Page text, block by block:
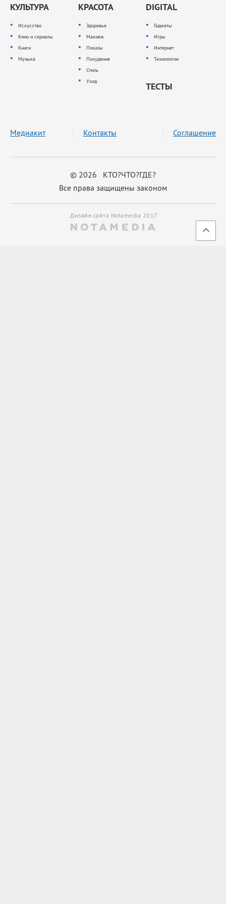
КУЛЬТУРА
Искусство
Кино и сериалы
Книги
Музыка
КРАСОТА
Здоровье
Макияж
Показы
Похудение
Стиль
Уход
DIGITAL
Гаджеты
Игры
Интернет
Технологии
ТЕСТЫ
© 2026 КТО?ЧТО?ГДЕ?
Все права защищены законом
Медиакит Контакты Соглашение
Дизайн сайта Notamedia 2017